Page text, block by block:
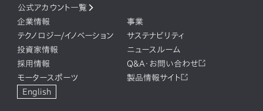
公式アカウント一覧
企業情報
事業
テクノロジー/イノベーション
サステナビリティ
投資家情報
ニュースルーム
採用情報
Q&A・お問い合わせ
モータースポーツ
製品情報サイト
English